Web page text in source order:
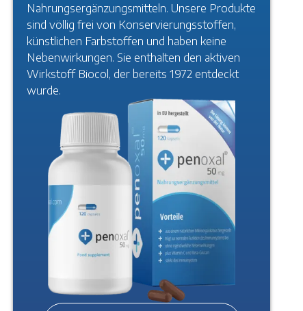
Nahrungsergänzungsmitteln. Unsere Produkte
sind völlig frei von Konservierungsstoffen,
künstlichen Farbstoffen und haben keine
Nebenwirkungen. Sie enthalten den aktiven
Wirkstoff Biocol, der bereits 1972 entdeckt
wurde.